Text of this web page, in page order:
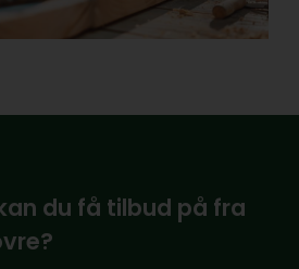
du få tilbud på fra